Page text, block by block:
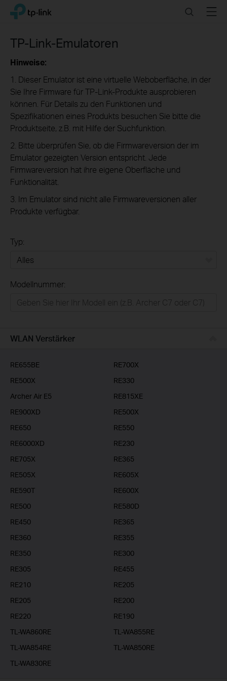
Click
the
navigation
TP-Link, Reliably Smart SearchMenu
TP-Link-Emulatoren
Hinweise:
1. Dieser Emulator ist eine virtuelle Weboberfläche, in der
Sie Ihre Firmware für TP-Link-Produkte ausprobieren
können. Für Details zu den Funktionen und
Spezifikationen eines Produkts besuchen Sie bitte die
Produktseite, z.B. mit Hilfe der Suchfunktion.
2. Bitte überprüfen Sie, ob die Firmwareversion der im
Emulator gezeigten Version entspricht. Jede
Firmwareversion hat ihre eigene Oberfläche und
Funktionalität.
3. Im Emulator sind nicht alle Firmwareversionen aller
Produkte verfügbar.
Typ:
Businessanwender
Modellnummer:
WLAN Verstärker
RE655BE
RE700X
RE500X
RE330
Archer Air E5
RE815XE
RE900XD
RE500X
RE650
RE550
RE6000XD
RE230
RE705X
RE365
RE505X
RE605X
RE590T
RE600X
RE500
RE580D
RE450
RE365
RE360
RE355
RE350
RE300
RE305
RE455
RE210
RE205
RE205
RE200
RE220
RE190
TL-WA860RE
TL-WA855RE
TL-WA854RE
TL-WA850RE
TL-WA830RE